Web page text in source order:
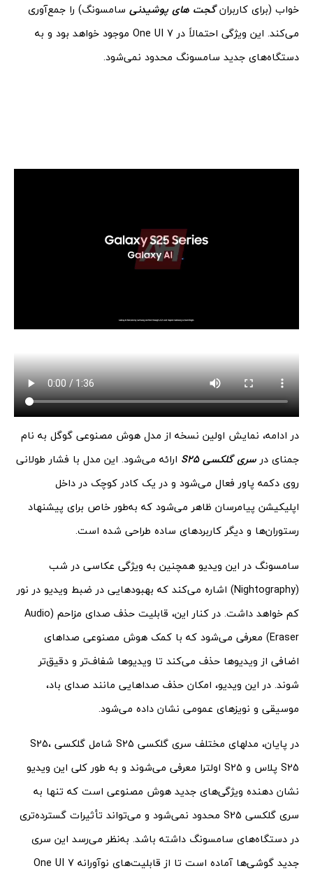
خواب (برای کاربرانگجت‌ های پوشیدنی سامسونگ) را جمع‌آوری
می‌کند. این ویژگی احتمالاً در One UI 7 موجود خواهد بود و به
دستگاه‌های جدید سامسونگ محدود نمی‌شود.
در ادامه، نمایش اولین نسخه از مدل هوش مصنوعی گوگل به نام
جمنای درسری گلکسی S25
ارائه می‌شود. این مدل با فشار طولانی
روی دکمه پاور فعال می‌شود و در یک کادر کوچک در داخل
اپلیکیشن پیامرسان ظاهر می‌شود که به‌طور خاص برای پیشنهاد
رستوران‌ها و دیگر کاربردهای ساده طراحی شده است.
سامسونگ در این ویدیو همچنین به ویژگی عکاسی در شب
(Nightography) اشاره می‌کند که بهبودهایی در ضبط ویدیو در نور
کم خواهد داشت. در کنار این، قابلیت حذف صدای مزاحم (Audio
Eraser) معرفی می‌شود که با کمک هوش مصنوعی صداهای
اضافی از ویدیوها حذف می‌کند تا ویدیوها شفاف‌تر و دقیق‌تر
شوند. در این ویدیو، امکان حذف صداهایی مانند صدای باد،
موسیقی و نویزهای عمومی نشان داده می‌شود.
در پایان، مدلهای مختلف سری گلکسی S25 شامل گلکسی S25،
S25 پلاس و S25 اولترا معرفی می‌شوند و به‌ طور کلی این ویدیو
نشان‌ دهنده ویژگی‌های جدید هوش مصنوعی است که تنها به
سری گلکسی S25 محدود نمی‌شود و می‌تواند تأثیرات گسترده‌تری
در دستگاه‌های سامسونگ داشته باشد. به‌نظر می‌رسد این سری
جدید گوشی‌ها آماده است تا از قابلیت‌های نوآورانه One UI 7